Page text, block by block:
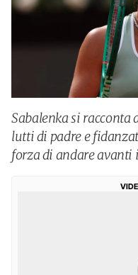
Sabalenka si racconta
lutti di padre e
forza di andare avanti